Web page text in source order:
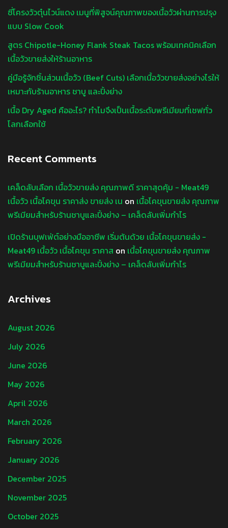
ซี่โครงวัวตุ๋นไวน์แดง เมนูที่พิสูจน์คุณภาพของเนื้อวัวผ่านการปรุง
แบบ Slow Cook
สูตร Chipotle-Honey Flank Steak Tacos พร้อมเทคนิคเลือก
เนื้อวัวขายส่งให้ร้านอาหาร
คู่มือรู้จักชิ้นส่วนเนื้อวัว (Beef Cuts) เลือกเนื้อวัวขายส่งอย่างไรให้
เหมาะกับร้านอาหาร ชาบู และปิ้งย่าง
เนื้อ Dry Aged คืออะไร? ทำไมจึงเป็นเนื้อระดับพรีเมียมที่เชฟทั่ว
โลกเลือกใช้
Recent Comments
เคล็ดลับเลือก เนื้อวัวขายส่ง คุณภาพดี ราคาสุดคุ้ม - Meat49
เนื้อวัว เนื้อโคขุน ราคาส่ง ขายส่ง เน on เนื้อโคขุนขายส่ง คุณภาพ
พรีเมียมสำหรับร้านชาบูและปิ้งย่าง – เคล็ดลับเพิ่มกำไร
เปิดร้านบุฟเฟ่ต์อย่างมืออาชีพ เริ่มต้นด้วย เนื้อโคขุนขายส่ง -
Meat49 เนื้อวัว เนื้อโคขุน ราคาส on เนื้อโคขุนขายส่ง คุณภาพ
พรีเมียมสำหรับร้านชาบูและปิ้งย่าง – เคล็ดลับเพิ่มกำไร
Archives
August 2026
July 2026
June 2026
May 2026
April 2026
March 2026
February 2026
January 2026
December 2025
November 2025
October 2025